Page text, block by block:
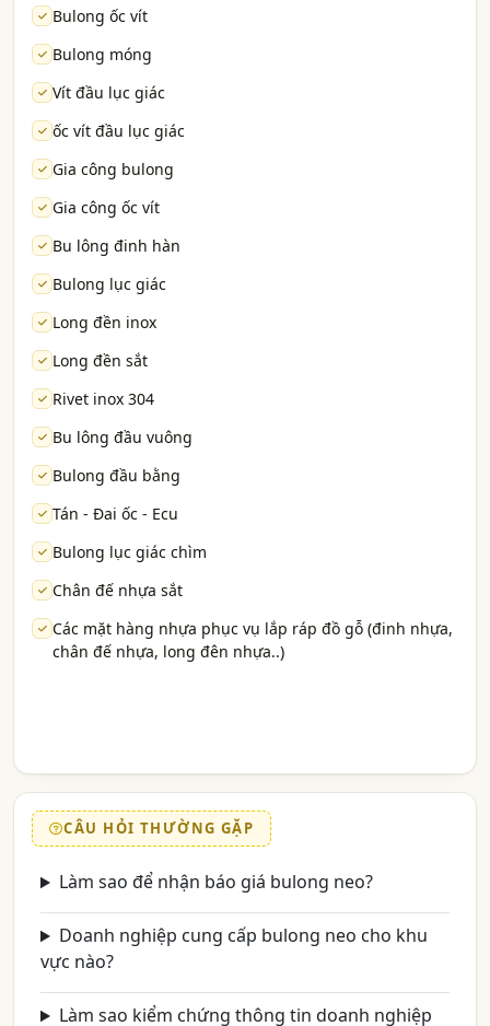
Bulong ốc vít
Bulong móng
Vít đầu lục giác
ốc vít đầu lục giác
Gia công bulong
Gia công ốc vít
Bu lông đinh hàn
Bulong lục giác
Long đền inox
Long đền sắt
Rivet inox 304
Bu lông đầu vuông
Bulong đầu bằng
Tán - Đai ốc - Ecu
Bulong lục giác chìm
Chân đế nhựa sắt
Các mặt hàng nhựa phục vụ lắp ráp đồ gỗ (đinh nhựa,
chân đế nhựa, long đên nhựa..)
CÂU HỎI THƯỜNG GẶP
Làm sao để nhận báo giá bulong neo?
Doanh nghiệp cung cấp bulong neo cho khu
vực nào?
Làm sao kiểm chứng thông tin doanh nghiệp